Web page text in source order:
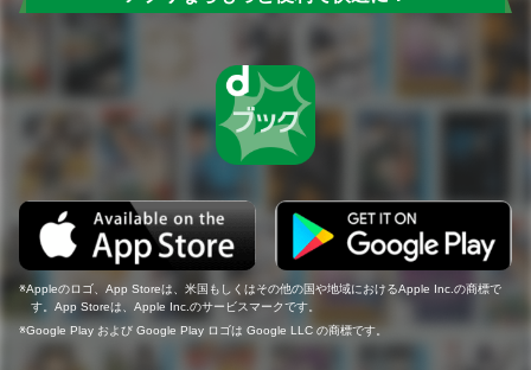
Appleのロゴ、App Storeは、米国もしくはその他の国や地域におけるApple Inc.の商標で
す。App Storeは、Apple Inc.のサービスマークです。
Google Play および Google Play ロゴは Google LLC の商標です。